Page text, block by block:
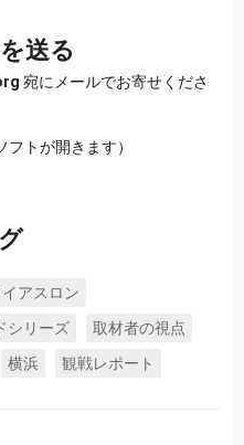
送る
宛にメールでお寄せくださ
フトが開きます）
イアスロン
シリーズ
取材者の視点
横浜 観戦レポート